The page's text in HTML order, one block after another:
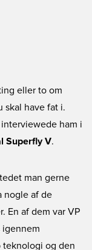
eller to om
skal have fat i.
ham i
Superfly V.
man gerne
nogle af de
En af dem var VP
igennem
teknologi og den